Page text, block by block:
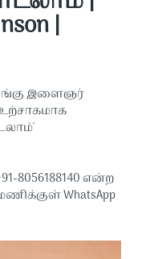
|
இளைஞர்
என்ற
WhatsApp